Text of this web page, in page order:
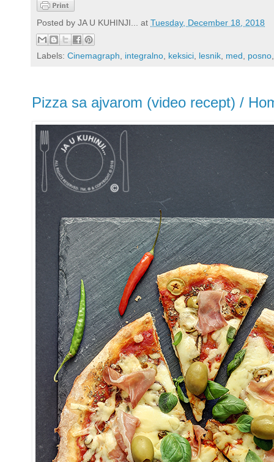
Posted by JA U KUHINJI... at Tuesday, December 18, 2018
Labels: Cinemagraph integralno keksici lesnik med posno
Pizza sa ajvarom (video recept) /